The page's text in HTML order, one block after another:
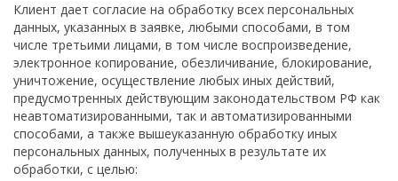
Клиент дает согласие на обработку всех персональных
данных, указанных в заявке, любыми способами, в том
числе третьими лицами, в том числе воспроизведение,
электронное копирование, обезличивание, блокирование,
уничтожение, осуществление любых иных действий,
предусмотренных действующим законодательством РФ как
неавтоматизированными, так и автоматизированными
способами, а также вышеуказанную обработку иных
персональных данных, полученных в результате их
обработки, с целью: